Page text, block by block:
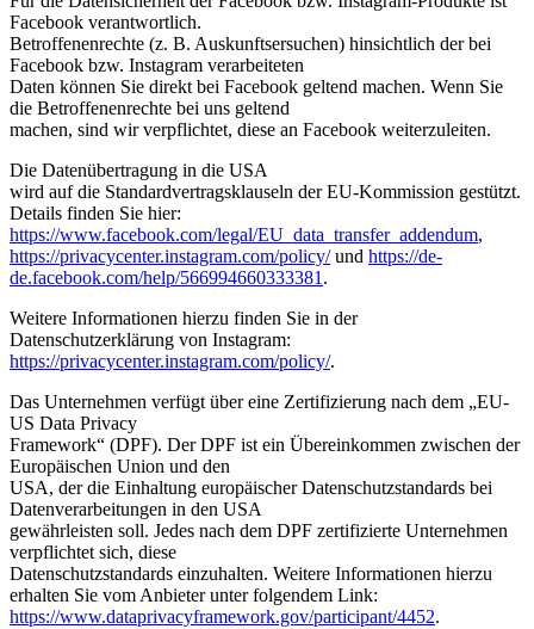
Facebook verantwortlich.
Betroffenenrechte (z. B. Auskunftsersuchen) hinsichtlich der bei
Facebook bzw. Instagram verarbeiteten
Daten können Sie direkt bei Facebook geltend machen. Wenn Sie
die Betroffenenrechte bei uns geltend
machen, sind wir verpflichtet, diese an Facebook weiterzuleiten.
Die Datenübertragung in die USA
wird auf die Standardvertragsklauseln der EU-Kommission gestützt.
Details finden Sie hier:
https://www.facebook.com/legal/EU_data_transfer_addendum,
https://privacycenter.instagram.com/policy/und https://de-
de.facebook.com/help/566994660333381 .
Weitere Informationen hierzu finden Sie in der
Datenschutzerklärung von Instagram:
https://privacycenter.instagram.com/policy/.
Das Unternehmen verfügt über eine Zertifizierung nach dem „EU-
US Data Privacy
Framework“ (DPF). Der DPF ist ein Übereinkommen zwischen der
Europäischen Union und den
USA, der die Einhaltung europäischer Datenschutzstandards bei
Datenverarbeitungen in den USA
gewährleisten soll. Jedes nach dem DPF zertifizierte Unternehmen
verpflichtet sich, diese
Datenschutzstandards einzuhalten. Weitere Informationen hierzu
erhalten Sie vom Anbieter unter folgendem Link:
https://www.dataprivacyframework.gov/participant/4452.